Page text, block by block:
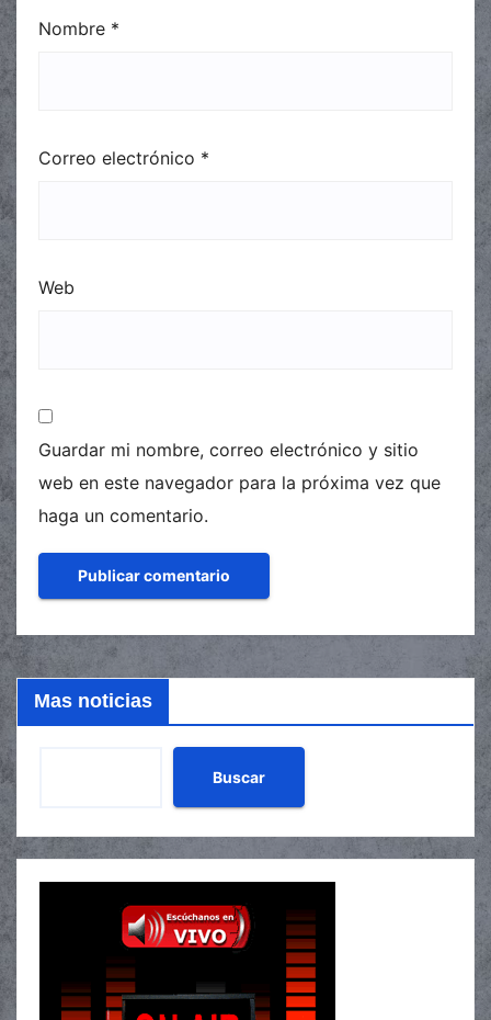
Nombre *
Correo electrónico *
Web
Guardar mi nombre, correo electrónico y sitio
web en este navegador para la próxima vez que
haga un comentario.
Mas noticias
Buscar